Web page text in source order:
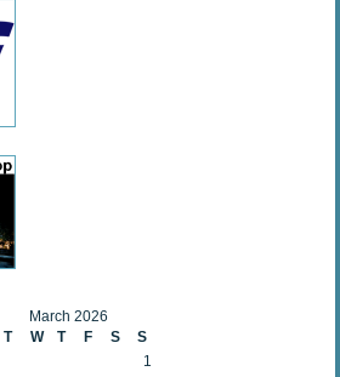
March 2026
T W T F S
S
1